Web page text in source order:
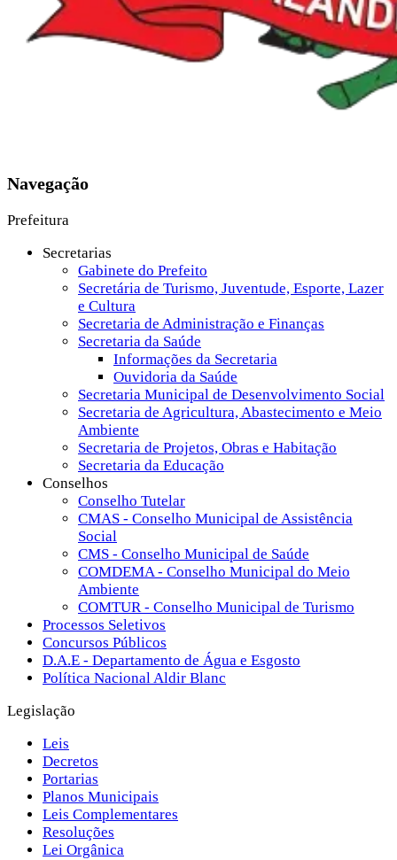
Navegação
Prefeitura
Secretarias
Gabinete do Prefeito
Secretária de Turismo, Juventude, Esporte, Lazer
e Cultura
Secretaria de Administração e Finanças
Secretaria da Saúde
Informações da Secretaria
Ouvidoria da Saúde
Secretaria Municipal de Desenvolvimento Social
Secretaria de Agricultura, Abastecimento e Meio
Ambiente
Secretaria de Projetos, Obras e Habitação
Secretaria da Educação
Conselhos
Conselho Tutelar
CMAS - Conselho Municipal de Assistência
Social
CMS - Conselho Municipal de Saúde
COMDEMA - Conselho Municipal do Meio
Ambiente
COMTUR - Conselho Municipal de Turismo
Processos Seletivos
Concursos Públicos
D.A.E - Departamento de Água e Esgosto
Política Nacional Aldir Blanc
Legislação
Leis
Decretos
Portarias
Planos Municipais
Leis Complementares
Resoluções
Lei Orgânica